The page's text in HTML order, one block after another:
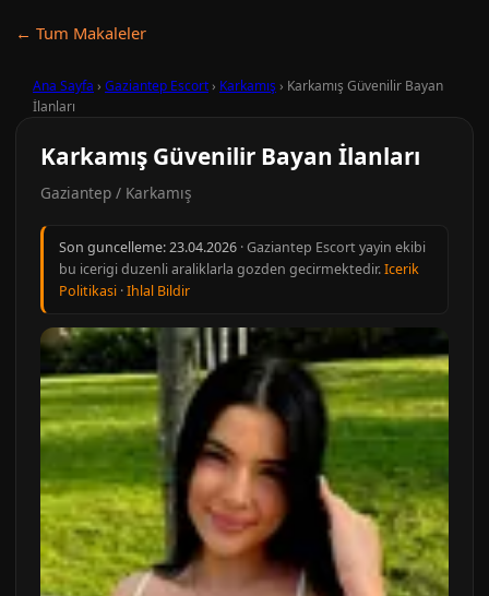
← Tum Makaleler
Ana Sayfa › Gaziantep Escort› Karkamış › Karkamış Güvenilir Bayan
İlanları
Karkamış Güvenilir Bayan İlanları
Gaziantep / Karkamış
Son guncelleme:23.04.2026 · Gaziantep Escort yayin ekibi
bu icerigi duzenli araliklarla gozden gecirmektedir.Icerik
Politikasi ·Ihlal Bildir